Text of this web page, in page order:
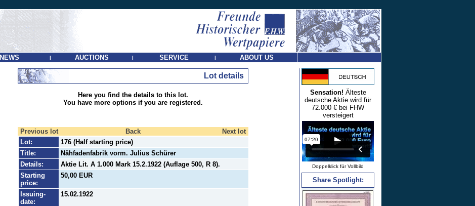
NEWS | AUCTIONS | SERVICE | ABOUT US
Lot details
Here you find the details to this lot.
You have more options if you are registered.
Previous lot Back
Next lot
Lot:
176 (Half starting price)
Title:
Nähfadenfabrik vorm. Julius Schürer
Details:
Aktie Lit. A 1.000 Mark 15.2.1922 (Auflage 500, R 8).
Starting
price:
50,00 EUR
Issuing-
date:
15.02.1922
Sensation! Älteste
deutsche Aktie wird für
72.000 € bei FHW
versteigert
Doppelklick für Vollbild
Share Spotlight: